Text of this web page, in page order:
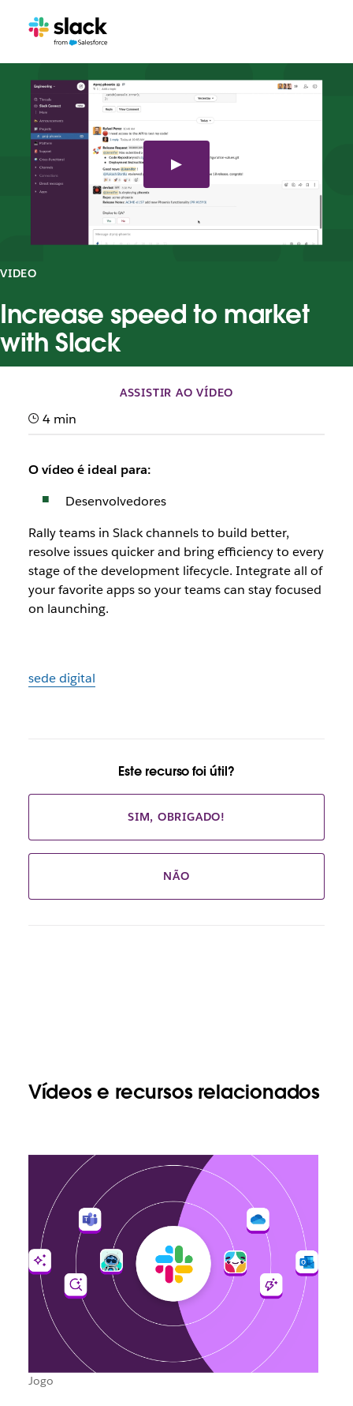
VIDEO
Increase speed to market
with Slack
ASSISTIR AO VÍDEO
4 min
O vídeo é ideal para:
Desenvolvedores
Rally teams in Slack channels to build better,
resolve issues quicker and bring efficiency to every
stage of the development lifecycle. Integrate all of
your favorite apps so your teams can stay focused
on launching.
sede digital
Este recurso foi útil?
SIM, OBRIGADO!
NÃO
Vídeos e recursos relacionados
Jogo